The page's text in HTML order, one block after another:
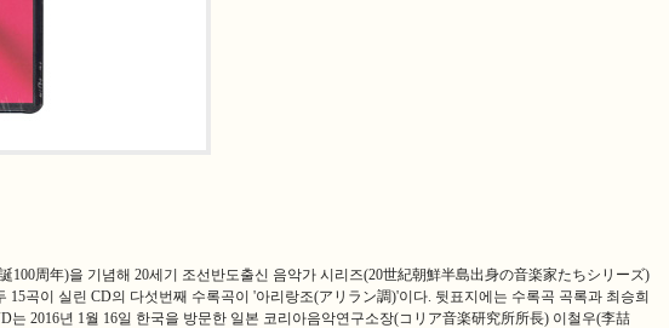
周年)을 기념해 20세기 조선반도출신 음악가 시리즈(20世紀朝鮮半島出身の音楽家たちシリーズ)
곡이 실린 CD의 다섯번째 수록곡이 '아리랑조(アリラン調)'이다. 뒷표지에는 수록곡 곡록과 최승희
2016년 1월 16일 한국을 방문한 일본 코리아음악연구소장(コリア音楽研究所所長) 이철우(李喆